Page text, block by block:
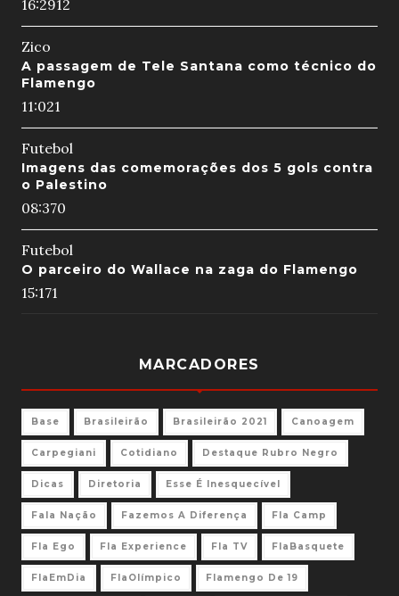
16:2912
Zico
A passagem de Tele Santana como técnico do
Flamengo
11:021
Futebol
Imagens das comemorações dos 5 gols contra
o Palestino
08:370
Futebol
O parceiro do Wallace na zaga do Flamengo
15:171
MARCADORES
Base Brasileirão Brasileirão 2021 Canoagem
Carpegiani Cotidiano Destaque Rubro Negro
Dicas Diretoria Esse É Inesquecível
Fala Nação Fazemos A Diferença Fla Camp
Fla Ego Fla Experience Fla TV FlaBasquete
FlaEmDia FlaOlímpico Flamengo De 19